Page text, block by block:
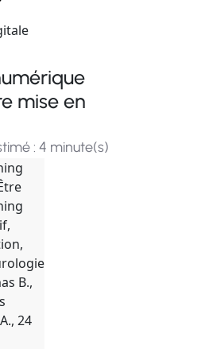
mise en
: 4 minute(s)
B.,
24